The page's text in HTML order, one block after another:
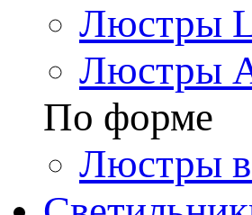
Люстры
Люстры
По форме
Люстры